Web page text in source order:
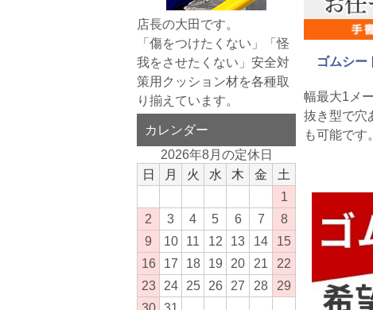
店長の大田です。
「傷をつけたくない」「怪
我をさせたくない」安全対
策用クッション材を各種取
り揃えています。
カレンダー
2026年8月の定休日
日
月 火 水 木 金
土
1
2
3 4 5 6 7
8
9
10 11 12 13 14
15
16
17 18 19 20 21
22
23
24 25 26 27 28
29
ゴムシー
幅最大1メ
抜き型で穴
も可能です